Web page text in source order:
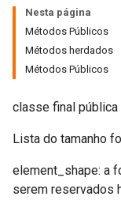
Nesta página
Métodos Públicos
Métodos herdados
Métodos Públicos
classe final pública
Lista do tamanho
element_shape: a
serem reservados